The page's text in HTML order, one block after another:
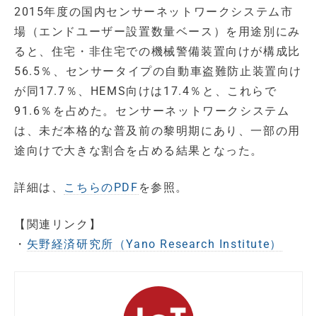
2015年度の国内センサーネットワークシステム市
場（エンドユーザー設置数量ベース）を用途別にみ
ると、住宅・非住宅での機械警備装置向けが構成比
56.5％、センサータイプの自動車盗難防止装置向け
が同17.7％、HEMS向けは17.4％と、これらで
91.6％を占めた。センサーネットワークシステム
は、未だ本格的な普及前の黎明期にあり、一部の用
途向けで大きな割合を占める結果となった。
詳細は、 こちらのPDF を参照。
【関連リンク】
・ 矢野経済研究所（Yano Research Institute）